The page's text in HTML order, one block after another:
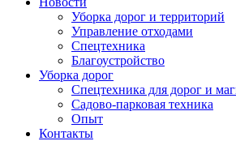
Уборка дорог и территорий
Управление отходами
Спецтехника
Благоустройство
Уборка дорог
Спецтехника для дорог и
Садово-парковая техника
Опыт
Контакты